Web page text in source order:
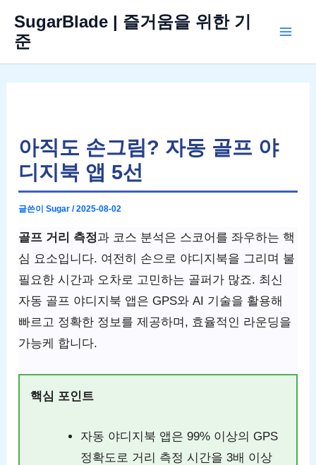
SugarBlade | 즐거움을 위한 기
준
아직도 손그림? 자동 골프 야
디지북 앱 5선
글쓴이Sugar/2025-08-02
골프 거리 측정과 코스 분석은 스코어를 좌우하는 핵
심 요소입니다. 여전히 손으로 야디지북을 그리며 불
필요한 시간과 오차로 고민하는 골퍼가 많죠. 최신
자동 골프 야디지북 앱은 GPS와 AI 기술을 활용해
빠르고 정확한 정보를 제공하며, 효율적인 라운딩을
가능케 합니다.
핵심 포인트
자동 야디지북 앱은 99% 이상의 GPS
정확도로 거리 측정 시간을 3배 이상